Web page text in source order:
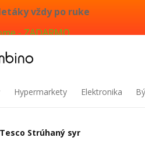
vždy po ruke
- ZADARMO
Hypermarkety Elektronika
Tesco Strúhaný syr